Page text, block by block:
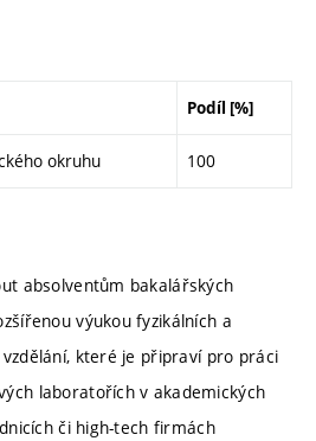
Podíl [%]
okruhu 100
absolventům bakalářských
výukou fyzikálních a
které je připraví pro práci
laboratořích v akademických
či high-tech firmách